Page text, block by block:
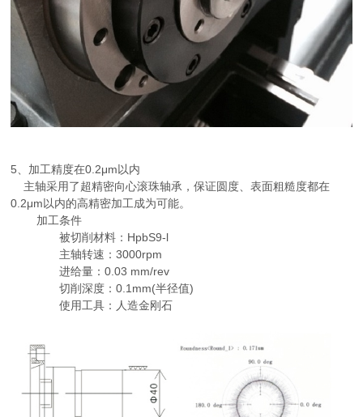
5、加工精度在0.2μm以内
主轴采用了超精密向心滚珠轴承，保证圆度、表面粗糙度都在
0.2μm以内的高精密加工成为可能。
加工条件
被切削材料：HpbS9-l
主轴转速：3000rpm
进给量：0.03 mm/rev
切削深度：0.1mm(半径值)
使用工具：人造金刚石